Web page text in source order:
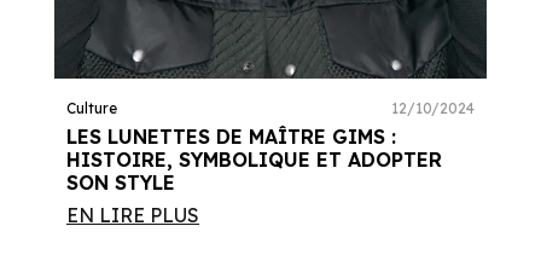
LES LUNETTES DE MAÎTRE GIMS :
HISTOIRE, SYMBOLIQUE ET ADOPTER
SON STYLE
Culture 12/10/2024
EN LIRE PLUS